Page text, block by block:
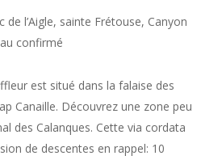
de l’Aigle, sainte Frétouse, Canyon
confirmé
est situé dans la falaise des
Canaille. Découvrez une zone peu
des Calanques. Cette via cordata
de descentes en rappel: 10